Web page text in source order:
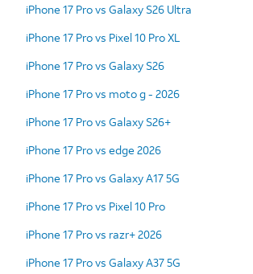
iPhone 17 Pro vs Galaxy S26 Ultra
iPhone 17 Pro vs Pixel 10 Pro XL
iPhone 17 Pro vs Galaxy S26
iPhone 17 Pro vs moto g - 2026
iPhone 17 Pro vs Galaxy S26+
iPhone 17 Pro vs edge 2026
iPhone 17 Pro vs Galaxy A17 5G
iPhone 17 Pro vs Pixel 10 Pro
iPhone 17 Pro vs razr+ 2026
iPhone 17 Pro vs Galaxy A37 5G